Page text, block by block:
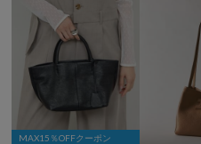
MAX15％OFFクーポン